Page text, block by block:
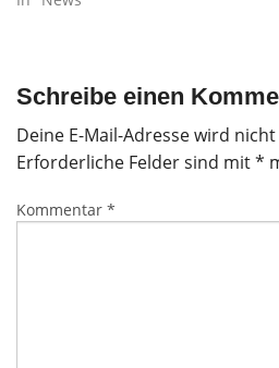
Schreibe einen
Deine E-Mail-Adresse wird
Erforderliche Felder sind mit*
Kommentar *